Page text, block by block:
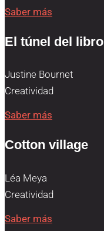
Saber más
El túnel del libro
Justine Bournet
Creatividad
Saber más
Cotton village
Léa Meya
Creatividad
Saber más